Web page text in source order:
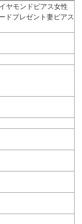
ヤモンドピアス女性
ドプレゼント妻ピアス